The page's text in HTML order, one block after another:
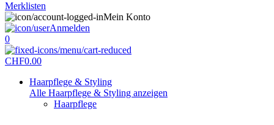
Merklisten
Mein Konto
Anmelden
0
CHF0.00
Haarpflege & Styling
Alle Haarpflege & Styling anzeigen
Haarpflege